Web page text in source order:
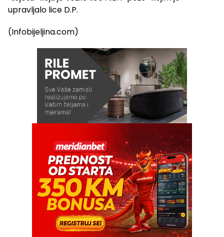
upravljalo lice D.P.
(Infobijeljina.com)